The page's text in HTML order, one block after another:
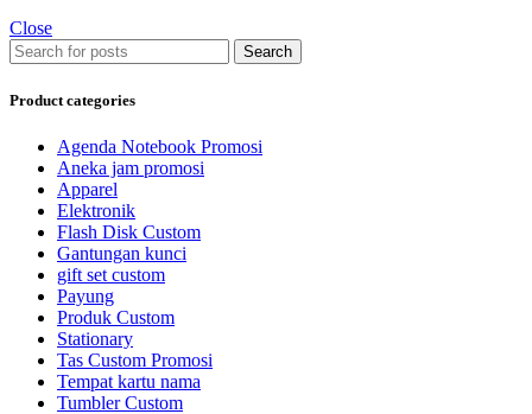
Close
Search
Product categories
Agenda Notebook Promosi
Aneka jam promosi
Apparel
Elektronik
Flash Disk Custom
Gantungan kunci
gift set custom
Payung
Produk Custom
Stationary
Tas Custom Promosi
Tempat kartu nama
Tumbler Custom